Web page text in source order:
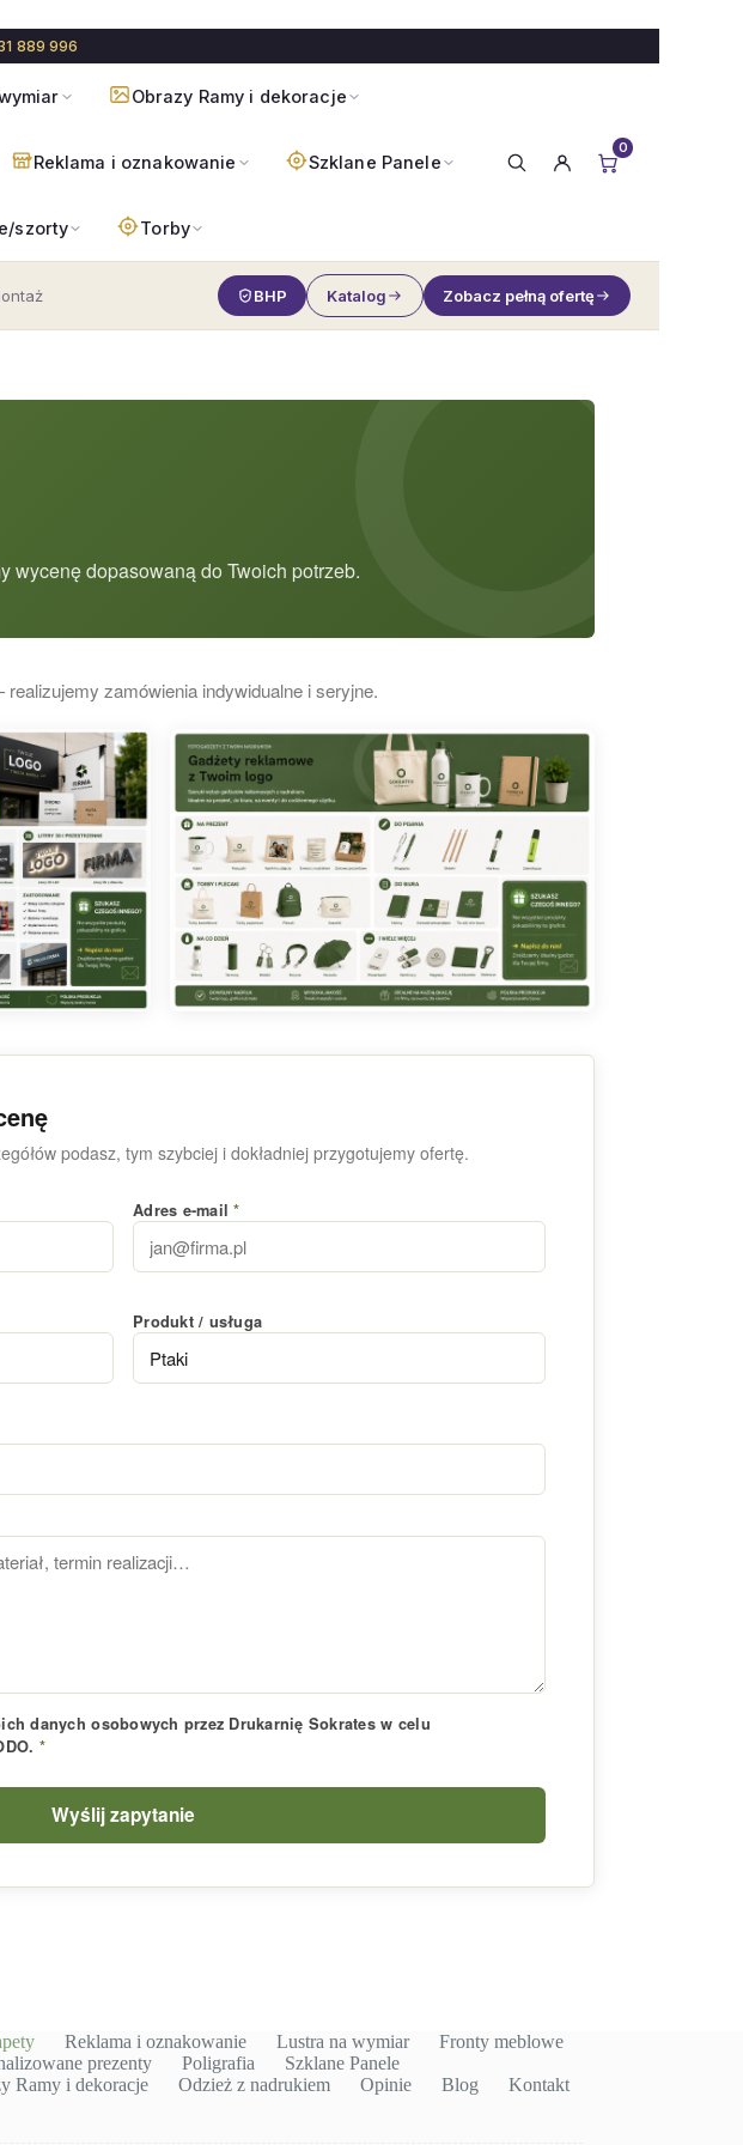
889 996
Obrazy Ramy i dekoracje
Reklama i oznakowanie Szklane Panele
szorty Torby
0
BHP Katalog Zobacz pełną ofertę
wycenę dopasowaną do Twoich potrzeb.
zamówienia indywidualne i seryjne.
podasz, tym szybciej i dokładniej przygotujemy ofertę.
Adres e-mail*
Produkt / usługa
danych osobowych przez Drukarnię Sokrates w celu
*
Wyślij zapytanie
Reklama i oznakowanie Lustra na wymiar
Fronty meblowe
prezenty
Poligrafia
Szklane Panele
Ramy i dekoracje
Odzież z nadrukiem Opinie Blog Kontakt